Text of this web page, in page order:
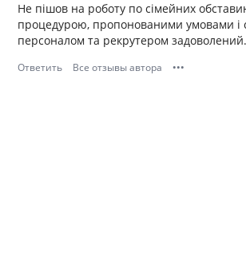
Не пішов на роботу по сімейних
процедурою, пропонованими умовами і
персоналом та рекрутером задоволений.
Ответить Все отзывы автора •••